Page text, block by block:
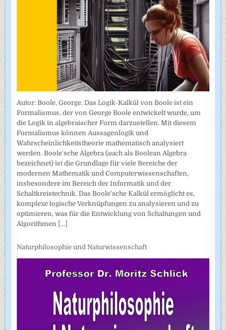
Autor: Boole, George. Das Logik-Kalkül von Boole ist ein
Formalismus, der von George Boole entwickelt wurde, um
die Logik in algebraischer Form darzustellen. Mit diesem
Formalismus können Aussagenlogik und
Wahrscheinlichkeitstheorie mathematisch analysiert
werden. Boole'sche Algebra (auch als Boolean Algebra
bezeichnet) ist die Grundlage für viele Bereiche der
modernen Mathematik und Computerwissenschaften,
insbesondere im Bereich der Informatik und der
Schaltkreistechnik. Das Boole'sche Kalkül ermöglicht es,
komplexe logische Verknüpfungen zu analysieren und zu
optimieren, was für die Entwicklung von Schaltungen und
Algorithmen [...]
Naturphilosophie und Naturwissenschaft